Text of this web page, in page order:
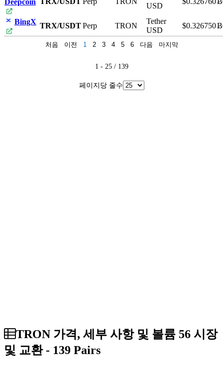
USD
BingX TRX/USDTPerp TRON
Tether
USD
$0.326750
1 - 25 / 139
페이지당 줄수
처음 이전 1 2 3 4 5 6 다음 마지막
TRON 가격, 세부 사항 및 볼륨 56 시장
및 교환 - 139 Pairs